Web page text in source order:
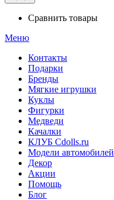
Сравнить товары
Меню
Контакты
Подарки
Бренды
Мягкие игрушки
Куклы
Фигурки
Медведи
Качалки
КЛУБ Cdolls.ru
Модели автомобилей
Декор
Акции
Помощь
Блог